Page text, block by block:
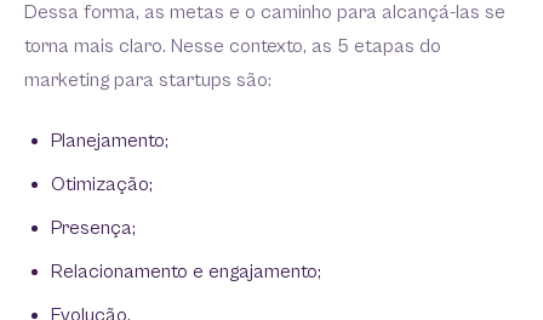
Dessa forma, as metas e o caminho para alcançá-las se
torna mais claro. Nesse contexto, as 5 etapas do
marketing para startups são:
Planejamento;
Otimização;
Presença;
Relacionamento e engajamento;